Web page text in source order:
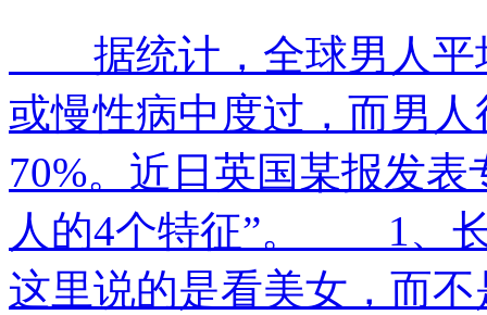
据统计，全球男人平
或慢性病中度过，而男
70%。近日英国某报发
人的4个特征”。 1、
这里说的是看美女，而